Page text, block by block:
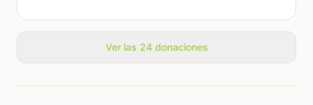
Ver las 24 donaciones